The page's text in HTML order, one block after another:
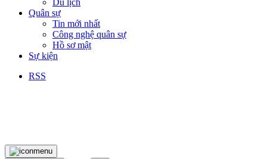
Du lịch
Quân sự
Tin mới nhất
Công nghệ quân sự
Hồ sơ mật
Sự kiện
RSS